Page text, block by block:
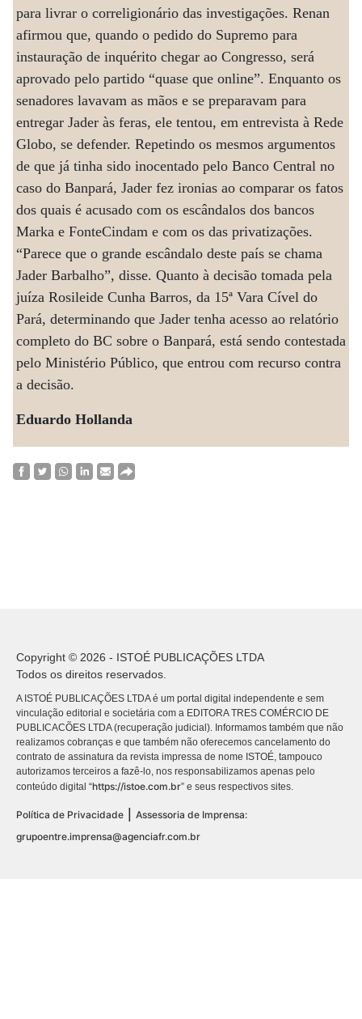
para livrar o correligionário das investigações. Renan
afirmou que, quando o pedido do Supremo para
instauração de inquérito chegar ao Congresso, será
aprovado pelo partido “quase que online”. Enquanto os
senadores lavavam as mãos e se preparavam para
entregar Jader às feras, ele tentou, em entrevista à Rede
Globo, se defender. Repetindo os mesmos argumentos
de que já tinha sido inocentado pelo Banco Central no
caso do Banpará, Jader fez ironias ao comparar os fatos
dos quais é acusado com os escândalos dos bancos
Marka e FonteCindam e com os das privatizações.
“Parece que o grande escândalo deste país se chama
Jader Barbalho”, disse. Quanto à decisão tomada pela
juíza Rosileide Cunha Barros, da 15ª Vara Cível do
Pará, determinando que Jader tenha acesso ao relatório
completo do BC sobre o Banpará, está sendo contestada
pelo Ministério Público, que entrou com recurso contra
a decisão.
Eduardo Hollanda
Copyright © 2026 - ISTOÉ PUBLICAÇÕES LTDA
Todos os direitos reservados.
A ISTOÉ PUBLICAÇÕES LTDA é um portal digital independente e sem
vinculação editorial e societária com a EDITORA TRES COMÉRCIO DE
PUBLICACÕES LTDA (recuperação judicial). Informamos também que não
realizamos cobranças e que também não oferecemos cancelamento do
contrato de assinatura da revista impressa de nome ISTOÉ, tampouco
autorizamos terceiros a fazê-lo, nos responsabilizamos apenas pelo
conteúdo digital “https://istoe.com.br” e seus respectivos sites.
Política de Privacidade
Assessoria de Imprensa:
grupoentre.imprensa@agenciafr.com.br